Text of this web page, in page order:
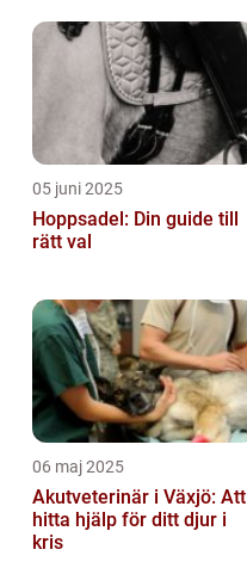
05 juni 2025
Hoppsadel: Din guide till
rätt val
06 maj 2025
Akutveterinär i Växjö: Att
hitta hjälp för ditt djur i
kris